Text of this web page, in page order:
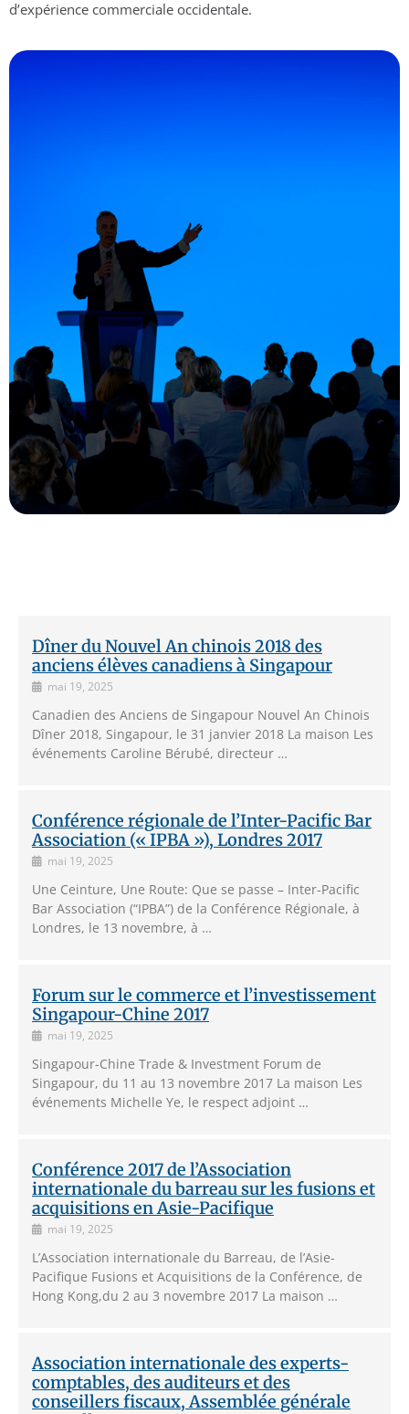
d’expérience commerciale occidentale.
Dîner du Nouvel An chinois 2018 des
anciens élèves canadiens à Singapour
mai 19, 2025
Canadien des Anciens de Singapour Nouvel An Chinois
Dîner 2018, Singapour, le 31 janvier 2018 La maison Les
événements Caroline Bérubé, directeur …
Conférence régionale de l’Inter-Pacific Bar
Association (« IPBA »), Londres 2017
mai 19, 2025
Une Ceinture, Une Route: Que se passe – Inter-Pacific
Bar Association (“IPBA”) de la Conférence Régionale, à
Londres, le 13 novembre, à …
Forum sur le commerce et l’investissement
Singapour-Chine 2017
mai 19, 2025
Singapour-Chine Trade & Investment Forum de
Singapour, du 11 au 13 novembre 2017 La maison Les
événements Michelle Ye, le respect adjoint …
Conférence 2017 de l’Association
internationale du barreau sur les fusions et
acquisitions en Asie-Pacifique
mai 19, 2025
L’Association internationale du Barreau, de l’Asie-
Pacifique Fusions et Acquisitions de la Conférence, de
Hong Kong,du 2 au 3 novembre 2017 La maison …
Association internationale des experts-
comptables, des auditeurs et des
conseillers fiscaux, Assemblée générale